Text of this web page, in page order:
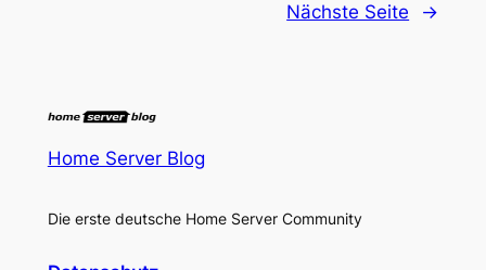
Nächste Seite →
Home Server Blog
Die erste deutsche Home Server Community